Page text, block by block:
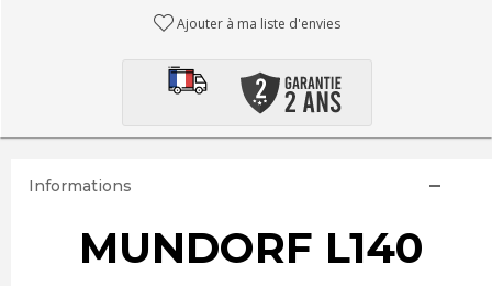
Ajouter à ma liste d'envies
Informations
MUNDORF L140